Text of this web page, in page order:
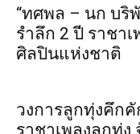
“ทศพล – นก บริ
รำลึก 2 ปี ราชา
ศิลปินแห่งชาติ
วงการลูกทุ่งคึก
ราชาเพลงลูกทุ่ง